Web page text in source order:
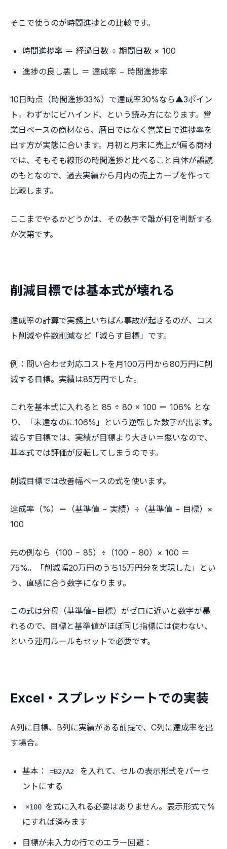
そこで使うのが時間進捗との比較です。
時間進捗率 ＝ 経過日数 ÷ 期間日数 × 100
進捗の良し悪し ＝ 達成率 − 時間進捗率
10日時点（時間進捗33%）で達成率30%なら▲3ポイン
ト。わずかにビハインド、という読み方になります。営
業日ベースの商材なら、暦日ではなく営業日で進捗率を
出す方が実態に合います。月初と月末に売上が偏る商材
では、そもそも線形の時間進捗と比べること自体が誤読
のもとなので、過去実績から月内の売上カーブを作って
比較します。
ここまでやるかどうかは、その数字で誰が何を判断する
か次第です。
削減目標では基本式が壊れる
達成率の計算で実務上いちばん事故が起きるのが、コス
ト削減や件数削減など「減らす目標」です。
例：問い合わせ対応コストを月100万円から80万円に削
減する目標。実績は85万円でした。
これを基本式に入れると 85 ÷ 80 × 100 ＝ 106% とな
り、「未達なのに106%」という逆転した数字が出ます。
減らす目標では、実績が目標より大きい＝悪いなので、
基本式では評価が反転してしまうのです。
削減目標では改善幅ベースの式を使います。
達成率（%）＝（基準値 − 実績）÷（基準値 − 目標）×
100
先の例なら（100 − 85）÷（100 − 80）× 100 ＝
75%。「削減幅20万円のうち15万円分を実現した」とい
う、直感に合う数字になります。
この式は分母（基準値−目標）がゼロに近いと数字が暴
れるので、目標と基準値がほぼ同じ指標には使わない、
という運用ルールもセットで必要です。
Excel・スプレッドシートでの実装
A列に目標、B列に実績がある前提で、C列に達成率を出
す場合。
基本： =B2/A2
を入れて、セルの表示形式をパーセ
ントにする
×100 を式に入れる必要はありません。表示形式で%
にすれば済みます
目標が未入力の行でのエラー回避：